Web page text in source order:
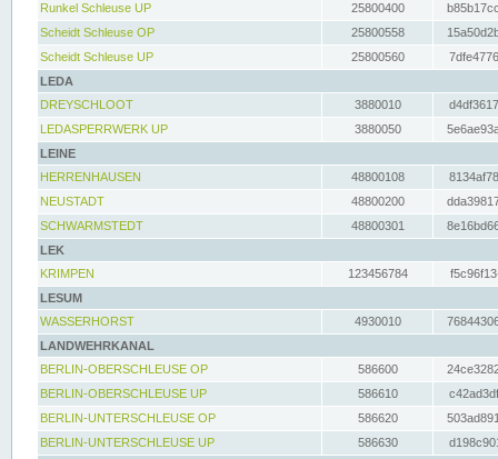
Runkel Schleuse UP
25800400
Scheidt Schleuse OP
25800558
Scheidt Schleuse UP
25800560
LEDA
DREYSCHLOOT
3880010
LEDASPERRWERK UP
3880050
LEINE
HERRENHAUSEN
48800108
NEUSTADT
48800200
SCHWARMSTEDT
48800301
LEK
KRIMPEN
123456784
LESUM
WASSERHORST
4930010
LANDWEHRKANAL
BERLIN-OBERSCHLEUSE OP
586600
BERLIN-OBERSCHLEUSE UP
586610
BERLIN-UNTERSCHLEUSE OP
586620
BERLIN-UNTERSCHLEUSE UP
586630